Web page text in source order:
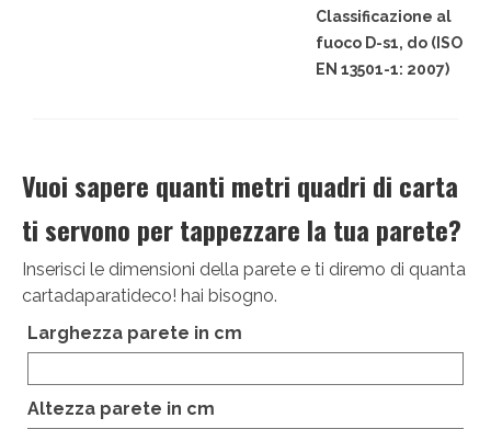
Giada Gunetti
Susanna Galfrè
Valentina Caldarella
PORTFOLIO
Classificazione al
fuoco D-s1, do (ISO
EN 13501-1: 2007)
Vuoi sapere quanti metri quadri di carta
ti servono per tappezzare la tua parete?
Inserisci le dimensioni della parete e ti diremo di quanta
cartadaparatideco! hai bisogno.
Larghezza parete in cm
Altezza parete in cm